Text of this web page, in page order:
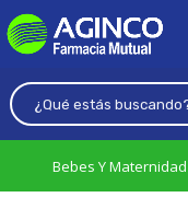
Bebes Y Maternidad